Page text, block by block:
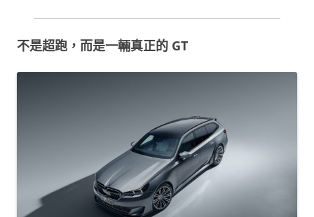
不是超跑，而是一輛真正的 GT